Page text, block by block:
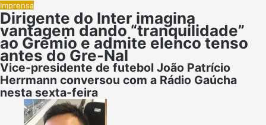
Imprensa
Dirigente do Inter imagina
vantagem dando “tranquilidade”
ao Grêmio e admite elenco tenso
antes do Gre-Nal
Vice-presidente de futebol João Patrício
Herrmann conversou com a Rádio Gaúcha
nesta sexta-feira